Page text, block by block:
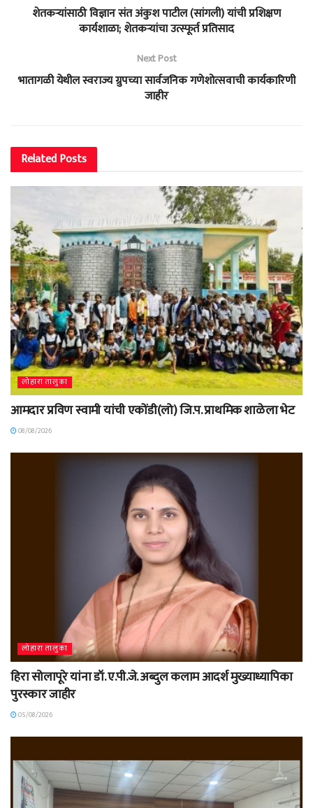
शेतकऱ्यांसाठी विज्ञान संत अंकुश पाटील (सांगली) यांची प्रशिक्षण
कार्यशाळा; शेतकऱ्यांचा उत्स्फूर्त प्रतिसाद
Next Post
भातागळी येथील स्वराज्य ग्रुपच्या सार्वजनिक गणेशोत्सवाची कार्यकारिणी
जाहीर
RelatedPosts
लोहारा तालुका
आमदार प्रविण स्वामी यांची एकोंडी(लो) जि.प. प्राथमिक शाळेला भेट
08/08/2026
लोहारा तालुका
हिरा सोलापूरे यांना डॉ. ए.पी.जे. अब्दुल कलाम आदर्श मुख्याध्यापिका
पुरस्कार जाहीर
05/08/2026